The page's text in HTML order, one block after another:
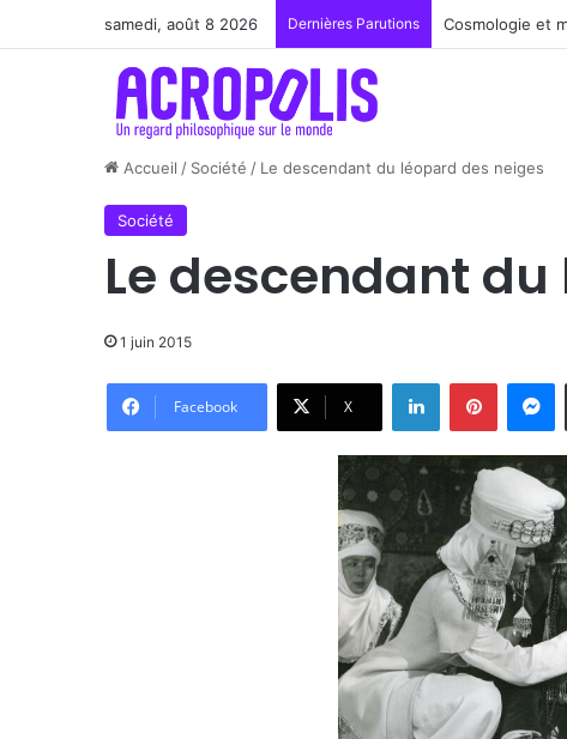
samedi, août 8 2026 Dernières Parutions Renoir : la
Accueil / Société / Le descendant du léopard des neiges
Société
Le descendant
1 juin 2015
Facebook X
LinkedinPinterest